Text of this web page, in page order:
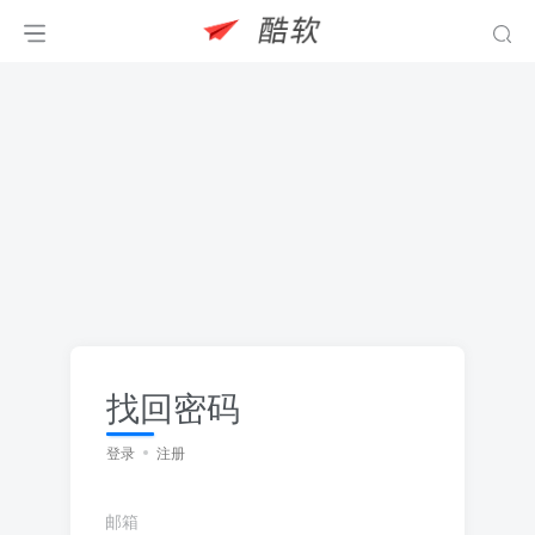
找回密码
登录 注册
邮箱